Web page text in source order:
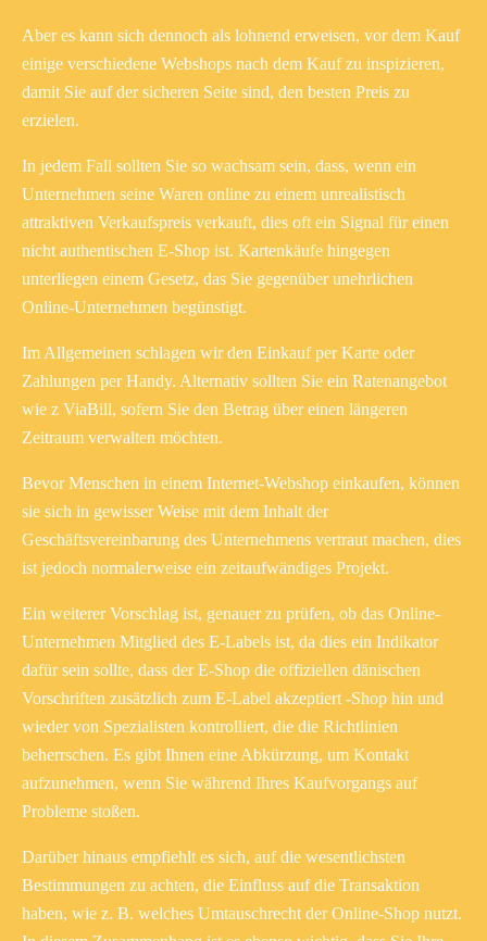
Aber es kann sich dennoch als lohnend erweisen, vor dem Kauf
einige verschiedene Webshops nach dem Kauf zu inspizieren,
damit Sie auf der sicheren Seite sind, den besten Preis zu
erzielen.
In jedem Fall sollten Sie so wachsam sein, dass, wenn ein
Unternehmen seine Waren online zu einem unrealistisch
attraktiven Verkaufspreis verkauft, dies oft ein Signal für einen
nicht authentischen E-Shop ist. Kartenkäufe hingegen
unterliegen einem Gesetz, das Sie gegenüber unehrlichen
Online-Unternehmen begünstigt.
Im Allgemeinen schlagen wir den Einkauf per Karte oder
Zahlungen per Handy. Alternativ sollten Sie ein Ratenangebot
wie z ViaBill, sofern Sie den Betrag über einen längeren
Zeitraum verwalten möchten.
Bevor Menschen in einem Internet-Webshop einkaufen, können
sie sich in gewisser Weise mit dem Inhalt der
Geschäftsvereinbarung des Unternehmens vertraut machen, dies
ist jedoch normalerweise ein zeitaufwändiges Projekt.
Ein weiterer Vorschlag ist, genauer zu prüfen, ob das Online-
Unternehmen Mitglied des E-Labels ist, da dies ein Indikator
dafür sein sollte, dass der E-Shop die offiziellen dänischen
Vorschriften zusätzlich zum E-Label akzeptiert -Shop hin und
wieder von Spezialisten kontrolliert, die die Richtlinien
beherrschen. Es gibt Ihnen eine Abkürzung, um Kontakt
aufzunehmen, wenn Sie während Ihres Kaufvorgangs auf
Probleme stoßen.
Darüber hinaus empfiehlt es sich, auf die wesentlichsten
Bestimmungen zu achten, die Einfluss auf die Transaktion
haben, wie z. B. welches Umtauschrecht der Online-Shop nutzt.